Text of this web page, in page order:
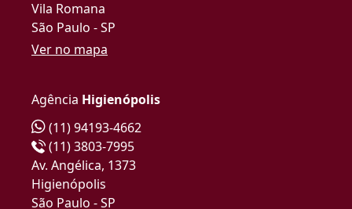
Vila Romana
São Paulo - SP
Ver no mapa
Agência Higienópolis
(11) 94193-4662
(11) 3803-7995
Av. Angélica, 1373
Higienópolis
São Paulo - SP